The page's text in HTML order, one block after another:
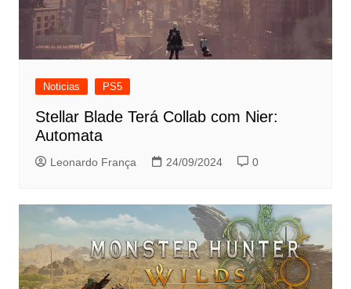
Noticias PS5
Stellar Blade Terá Collab com Nier:
Automata
Leonardo França 24/09/2024 0